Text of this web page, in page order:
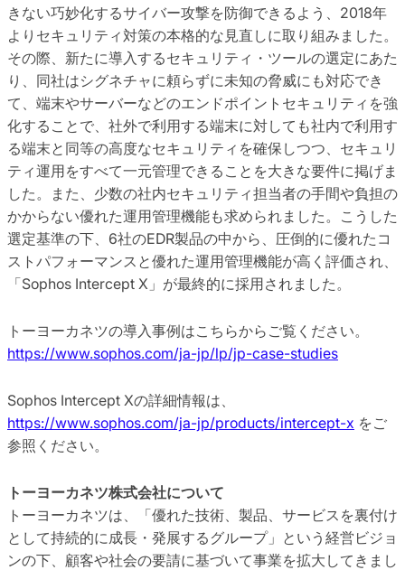
きない巧妙化するサイバー攻撃を防御できるよう、2018年
よりセキュリティ対策の本格的な見直しに取り組みました。
その際、新たに導入するセキュリティ・ツールの選定にあた
り、同社はシグネチャに頼らずに未知の脅威にも対応でき
て、端末やサーバーなどのエンドポイントセキュリティを強
化することで、社外で利用する端末に対しても社内で利用す
る端末と同等の高度なセキュリティを確保しつつ、セキュリ
ティ運用をすべて一元管理できることを大きな要件に掲げま
した。また、少数の社内セキュリティ担当者の手間や負担の
かからない優れた運用管理機能も求められました。こうした
選定基準の下、6社のEDR製品の中から、圧倒的に優れたコ
ストパフォーマンスと優れた運用管理機能が高く評価され、
「Sophos Intercept X」が最終的に採用されました。
トーヨーカネツの導入事例はこちらからご覧ください。
https://www.sophos.com/ja-jp/lp/jp-case-studies
Sophos Intercept Xの詳細情報は、
https://www.sophos.com/ja-jp/products/intercept-x をご
参照ください。
トーヨーカネツ株式会社について
トーヨーカネツは、「優れた技術、製品、サービスを裏付け
として持続的に成長・発展するグループ」という経営ビジョ
ンの下、顧客や社会の要請に基づいて事業を拡大してきまし